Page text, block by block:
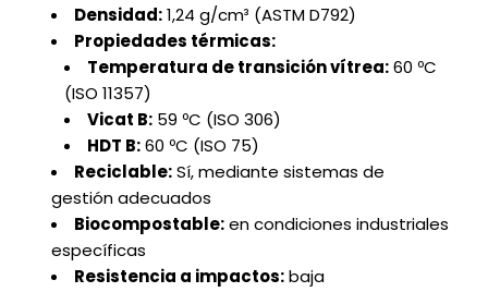
Densidad:1,24 g/cm³ (ASTM D792)
Propiedades térmicas:
Temperatura de transición vítrea:60 ºC
(ISO 11357)
Vicat B: 59 ºC (ISO 306)
HDT B:60 ºC (ISO 75)
Reciclable:Sí, mediante sistemas de
gestión adecuados
Biocompostable:en condiciones industriales
específicas
Resistencia a impactos:baja